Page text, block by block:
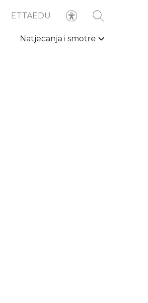
ETTAEDU
Natjecanja i smotre